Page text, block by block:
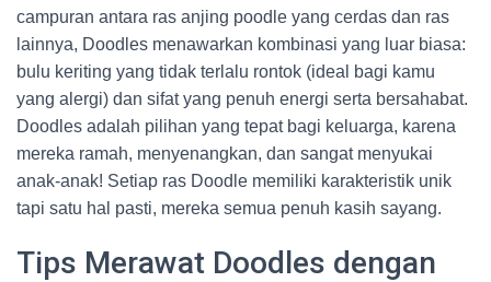
campuran antara ras anjing poodle yang cerdas dan ras
lainnya, Doodles menawarkan kombinasi yang luar biasa:
bulu keriting yang tidak terlalu rontok (ideal bagi kamu
yang alergi) dan sifat yang penuh energi serta bersahabat.
Doodles adalah pilihan yang tepat bagi keluarga, karena
mereka ramah, menyenangkan, dan sangat menyukai
anak-anak! Setiap ras Doodle memiliki karakteristik unik
tapi satu hal pasti, mereka semua penuh kasih sayang.
Tips Merawat Doodles dengan